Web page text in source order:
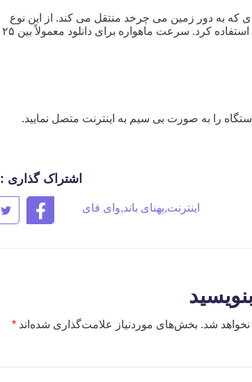
ای که به دور زمین می چرخد ​​منتقل می کند. از این نوع
پهنای باند اینترنت می توان در هر نقطه ای از جهان استفاده کرد. سرعت ماهواره برای دانلود معمولاً بین ۲۵
را به صورت بی سیم به اینترنت متصل نمایید.
اینترنت,پهنای باند,وای فای
اشتراک گذاری :
شد. بخش‌های موردنیاز علامت‌گذاری شده‌اند *